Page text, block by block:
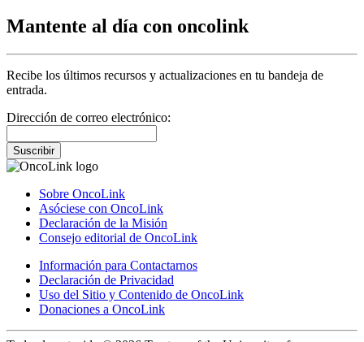
Mantente al día con oncolink
Recibe los últimos recursos y actualizaciones en tu bandeja de
entrada.
Dirección de correo electrónico:
Suscribir
Sobre OncoLink
Asóciese con OncoLink
Declaración de la Misión
Consejo editorial de OncoLink
Información para Contactarnos
Declaración de Privacidad
Uso del Sitio y Contenido de OncoLink
Donaciones a OncoLink